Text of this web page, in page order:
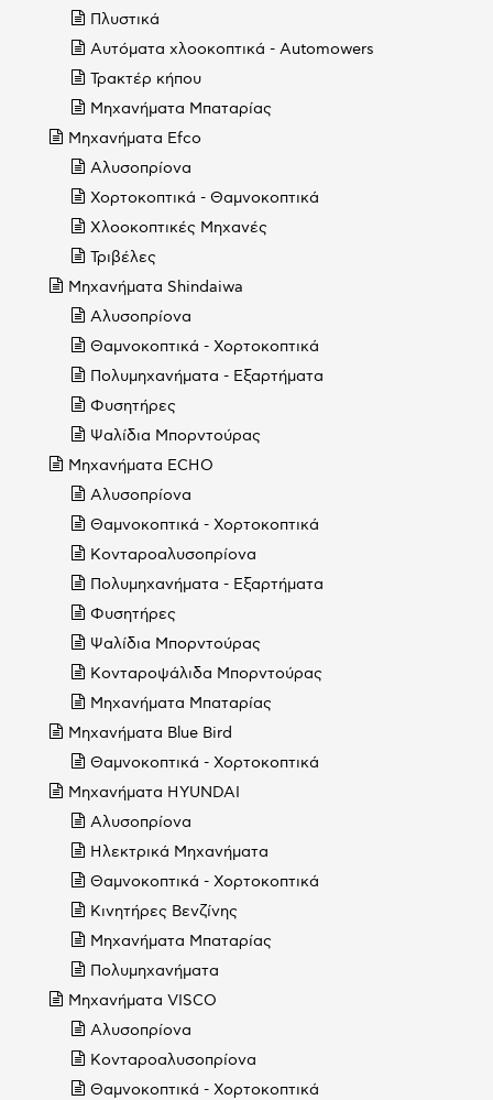
Πλυστικά
Αυτόματα χλοοκοπτικά - Automowers
Τρακτέρ κήπου
Μηχανήματα Μπαταρίας
Mηχανήματα Efco
Αλυσοπρίονα
Χορτοκοπτικά - Θαμνοκοπτικά
Χλοοκοπτικές Μηχανές
Τριβέλες
Μηχανήματα Shindaiwa
Αλυσοπρίονα
Θαμνοκοπτικά - Χορτοκοπτικά
Πολυμηχανήματα - Εξαρτήματα
Φυσητήρες
Ψαλίδια Μπορντούρας
Μηχανήματα ECHO
Αλυσοπρίονα
Θαμνοκοπτικά - Χορτοκοπτικά
Κονταροαλυσοπρίονα
Πολυμηχανήματα - Εξαρτήματα
Φυσητήρες
Ψαλίδια Μπορντούρας
Κονταροψάλιδα Μπορντούρας
Μηχανήματα Μπαταρίας
Μηχανήματα Blue Bird
Θαμνοκοπτικά - Χορτοκοπτικά
Μηχανήματα HYUNDAI
Αλυσοπρίονα
Ηλεκτρικά Μηχανήματα
Θαμνοκοπτικά - Χορτοκοπτικά
Κινητήρες Βενζίνης
Μηχανήματα Μπαταρίας
Πολυμηχανήματα
Μηχανήματα VISCO
Αλυσοπρίονα
Κονταροαλυσοπρίονα
Θαμνοκοπτικά - Χορτοκοπτικά